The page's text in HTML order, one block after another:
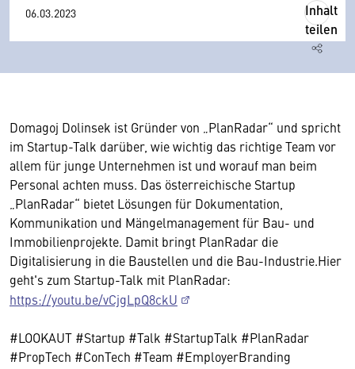
06.03.2023
Inhalt
teilen
Domagoj Dolinsek ist Gründer von „PlanRadar“ und spricht
im Startup-Talk darüber, wie wichtig das richtige Team vor
allem für junge Unternehmen ist und worauf man beim
Personal achten muss. Das österreichische Startup
„PlanRadar“ bietet Lösungen für Dokumentation,
Kommunikation und Mängelmanagement für Bau- und
Immobilienprojekte. Damit bringt PlanRadar die
Digitalisierung in die Baustellen und die Bau-Industrie.Hier
geht's zum Startup-Talk mit PlanRadar:
https://youtu.be/vCjgLpQ8ckU
#LOOKAUT #Startup #Talk #StartupTalk #PlanRadar
#PropTech #ConTech #Team #EmployerBranding